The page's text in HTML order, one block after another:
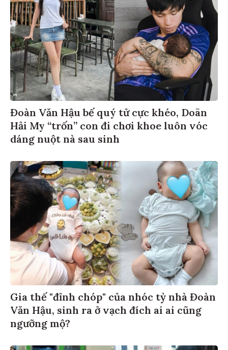
Đoàn Văn Hậu bế quý tử cực khéo, Doãn
Hải My “trốn” con đi chơi khoe luôn vóc
dáng nuột nà sau sinh
Gia thế "đỉnh chóp" của nhóc tỳ nhà Đoàn
Văn Hậu, sinh ra ở vạch đích ai ai cũng
ngưỡng mộ?